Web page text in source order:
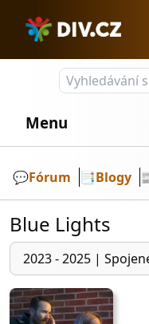
Menu
💬️Fórum 📑Blogy
Blue Lights
2023 - 2025 |